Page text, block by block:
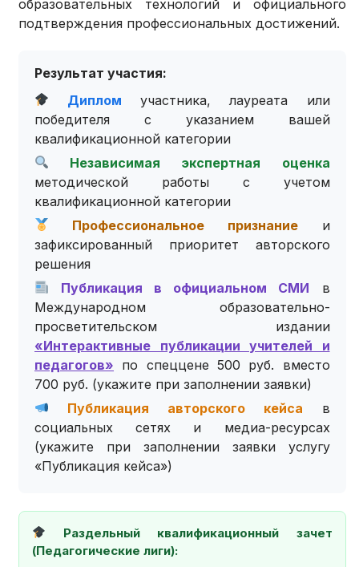
образовательных технологий и официального
подтверждения профессиональных достижений.
Результат участия:
Диплом участника, лауреата или
победителя с указанием вашей
квалификационной категории
Независимая экспертная оценка
методической работы с учетом
квалификационной категории
Профессиональное признаниеи
зафиксированный приоритет авторского
решения
Публикация в официальном СМИ в
Международном образовательно-
просветительском издании
«Интерактивные публикации учителей и
педагогов» по спеццене 500 руб. вместо
700 руб. (укажите при заполнении заявки)
Публикация авторского кейса в
социальных сетях и медиа-ресурсах
(укажите при заполнении заявки услугу
«Публикация кейса»)
Раздельный квалификационный зачет
(Педагогические лиги):